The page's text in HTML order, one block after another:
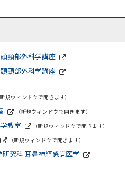
頸部外科学講座
部
ト
頸部外科学講座
サ
イ
ト
新規ウィンドウで開きます）
部
イ
ト
（新規ウィンドウで開きます）
教室
部
サ
イ
（新規ウィンドウで開きます）
部
（新規ウィンドウで開きます）
究科 耳鼻神経感覚医学